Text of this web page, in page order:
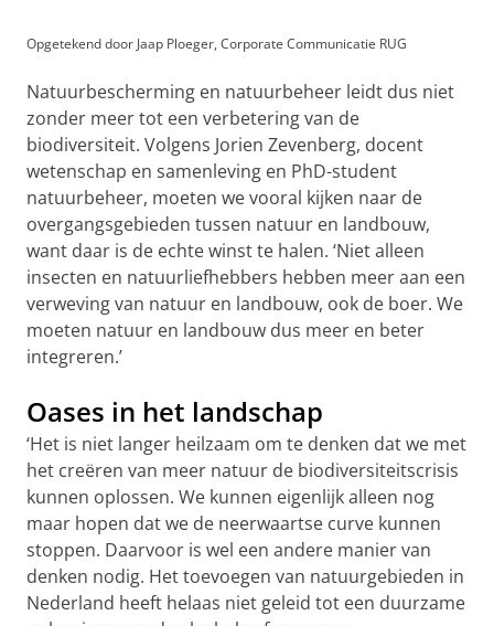
Opgetekend door Jaap Ploeger, Corporate Communicatie RUG
Natuurbescherming en natuurbeheer leidt dus niet
zonder meer tot een verbetering van de
biodiversiteit. Volgens Jorien Zevenberg, docent
wetenschap en samenleving en PhD-student
natuurbeheer, moeten we vooral kijken naar de
overgangsgebieden tussen natuur en landbouw,
want daar is de echte winst te halen. ‘Niet alleen
insecten en natuurliefhebbers hebben meer aan een
verweving van natuur en landbouw, ook de boer. We
moeten natuur en landbouw dus meer en beter
integreren.’
Oases in het landschap
‘Het is niet langer heilzaam om te denken dat we met
het creëren van meer natuur de biodiversiteitscrisis
kunnen oplossen. We kunnen eigenlijk alleen nog
maar hopen dat we de neerwaartse curve kunnen
stoppen. Daarvoor is wel een andere manier van
denken nodig. Het toevoegen van natuurgebieden in
Nederland heeft helaas niet geleid tot een duurzame